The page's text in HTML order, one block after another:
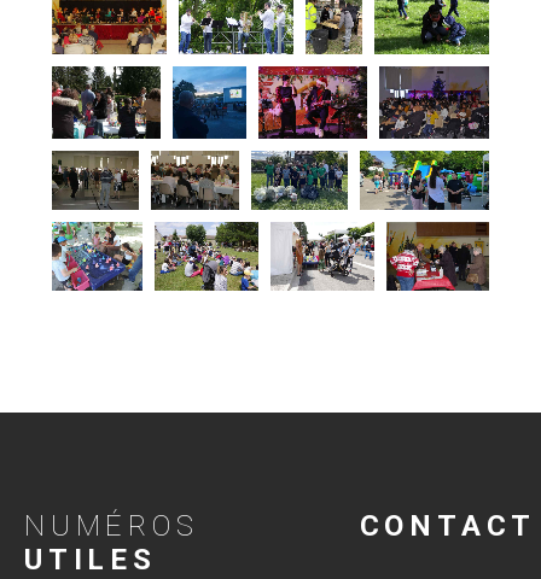
NUMÉROS
UTILES
CONTACT